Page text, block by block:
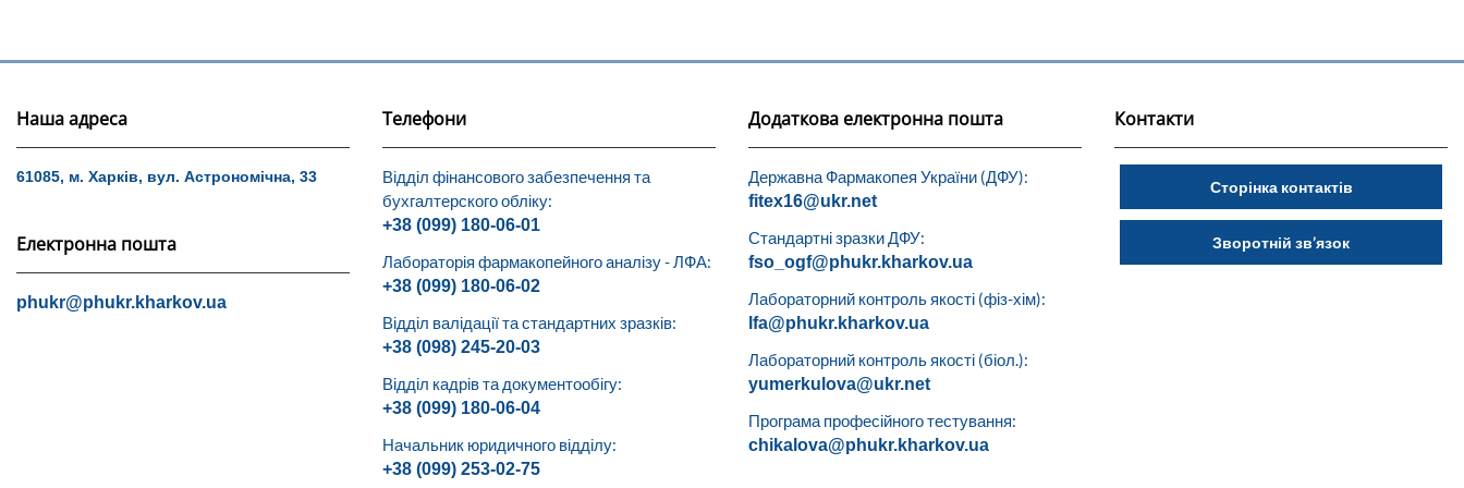
Наша адреса
61085, м. Харків, вул. Астрономічна, 33
Електронна пошта
phukr@phukr.kharkov.ua
Телефони
Відділ фінансового забезпечення та
бухгалтерского обліку:
+38 (099) 180-06-01
Лабораторія фармакопейного аналізу - ЛФА:
+38 (099) 180-06-02
Відділ валідації та стандартних зразків:
+38 (098) 245-20-03
Відділ кадрів та документообігу:
+38 (099) 180-06-04
Начальник юридичного відділу:
+38 (099) 253-02-75
Додаткова електронна пошта
Державна Фармакопея України (ДФУ):
fitex16@ukr.net
Стандартні зразки ДФУ:
fso_ogf@phukr.kharkov.ua
Лабораторний контроль якості (фіз-хім):
lfa@phukr.kharkov.ua
Лабораторний контроль якості (біол.):
yumerkulova@ukr.net
Програма професійного тестування:
chikalova@phukr.kharkov.ua
Контакти
Сторінка контактів
Зворотній зв’язок